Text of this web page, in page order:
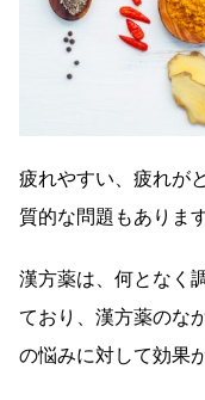
疲れやすい、疲れが
質的な問題もあります
漢方薬は、何となく
ており、漢方薬のな
の悩みに対して効果